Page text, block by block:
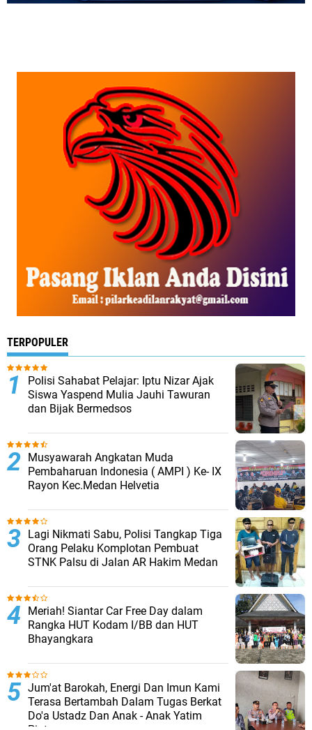
TERPOPULER
Polisi Sahabat Pelajar: Iptu Nizar Ajak
Siswa Yaspend Mulia Jauhi Tawuran
dan Bijak Bermedsos
Musyawarah Angkatan Muda
Pembaharuan Indonesia ( AMPI ) Ke- IX
Rayon Kec.Medan Helvetia
Lagi Nikmati Sabu, Polisi Tangkap Tiga
Orang Pelaku Komplotan Pembuat
STNK Palsu di Jalan AR Hakim Medan
Meriah! Siantar Car Free Day dalam
Rangka HUT Kodam I/BB dan HUT
Bhayangkara
Jum'at Barokah, Energi Dan Imun Kami
Terasa Bertambah Dalam Tugas Berkat
Do'a Ustadz Dan Anak - Anak Yatim